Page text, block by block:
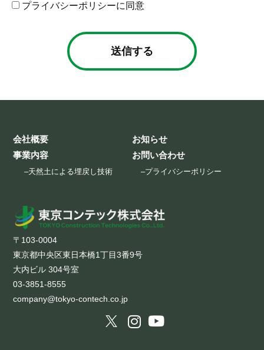
プライバシーポリシーに同意
送信する
〒103-0004
東京都中央区東日本橋1丁目3番9号
大内ビル 304号室
03-3851-8555
company@tokyo-contech.co.jp
会社概要
事業内容
–天然土による埋戻し技術
お知らせ
お問い合わせ
–プライバシーポリシー